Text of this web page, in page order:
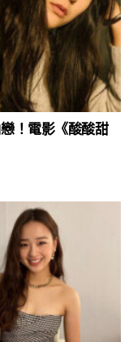
！電影《酸酸甜